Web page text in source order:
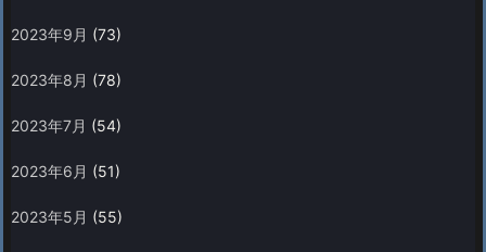
2023年9月 (73)
2023年8月 (78)
2023年7月 (54)
2023年6月 (51)
2023年5月 (55)